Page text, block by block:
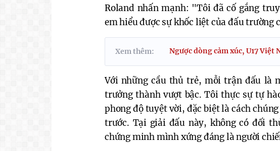
Roland nhấn mạnh: "Tôi đã cố gắng
em hiểu được sự khốc liệt của đấu trường
Xem thêm: Ngược dòng cảm xúc, U17 Việt
Với những cầu thủ trẻ, mỗi trận đấu là
trưởng thành vượt bậc. Tôi thực sự tự
phong độ tuyệt vời, đặc biệt là cách
trước. Tại giải đấu này, không có đối
chứng minh mình xứng đáng là người